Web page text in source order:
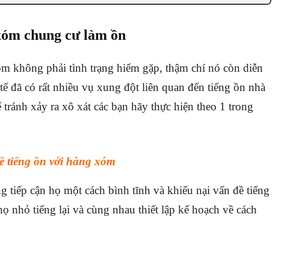
chung cư làm ồn
không phải tình trạng hiếm gặp, thậm chí nó còn diễn
đã có rất nhiều vụ xung đột liên quan đến tiếng ồn nhà
xảy ra xô xát các bạn hãy thực hiện theo 1 trong
tiếng ồn với hàng xóm
tiếp cận họ một cách bình tĩnh và khiếu nại vấn đề tiếng
nhỏ tiếng lại và cùng nhau thiết lập kế hoạch về cách